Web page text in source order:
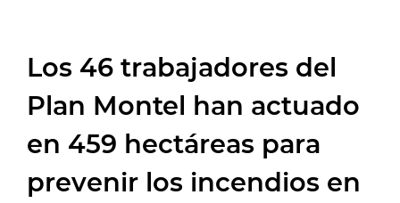
Los 46 trabajadores del
Plan Montel han actuado
en 459 hectáreas para
prevenir los incendios en